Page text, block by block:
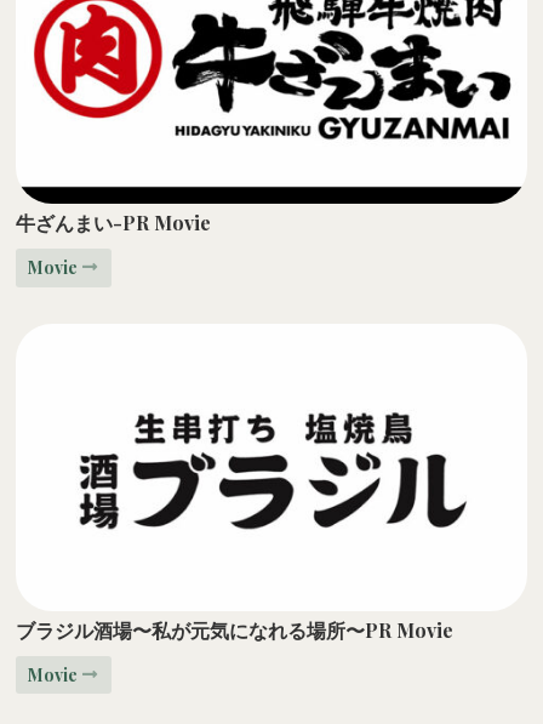
牛ざんまい-PR Movie
Movie
ブラジル酒場〜私が元気になれる場所〜PR Movie
Movie